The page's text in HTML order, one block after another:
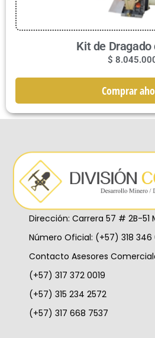
Kit de Dragado
$
Comprar
Dirección: Carrera 57 # 2B-51
Número Oficial: (+57) 318 346
Contacto Asesores
(+57) 317 372 0019
(+57) 315 234 2572
(+57) 317 668 7537